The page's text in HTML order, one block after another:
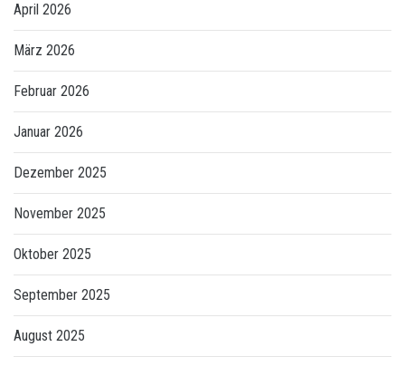
April 2026
März 2026
Februar 2026
Januar 2026
Dezember 2025
November 2025
Oktober 2025
September 2025
August 2025